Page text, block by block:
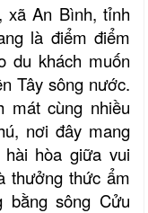
xã An Bình, tỉnh
là điểm điểm
du khách muốn
Tây sông nước.
mát cùng nhiều
nơi đây mang
hòa giữa vui
thưởng thức ẩm
sông Cửu